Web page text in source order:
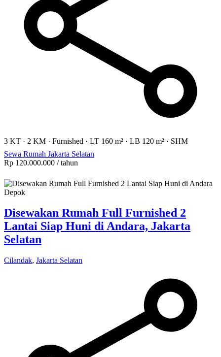
3 KT · 2 KM · Furnished · LT 160 m² · LB 120 m² · SHM
Sewa Rumah Jakarta Selatan
Rp 120.000.000 / tahun
Disewakan Rumah Full Furnished 2
Lantai Siap Huni di Andara, Jakarta
Selatan
Cilandak, Jakarta Selatan